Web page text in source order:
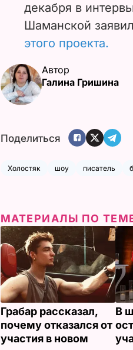
декабря в
Шаманской
этого проекта.
Автор
Галина Гришина
Поделиться
Холостяк шоу писатель
МАТЕРИАЛЫ ПО
Грабар рассказал,
почему отказался от
участия в новом
В